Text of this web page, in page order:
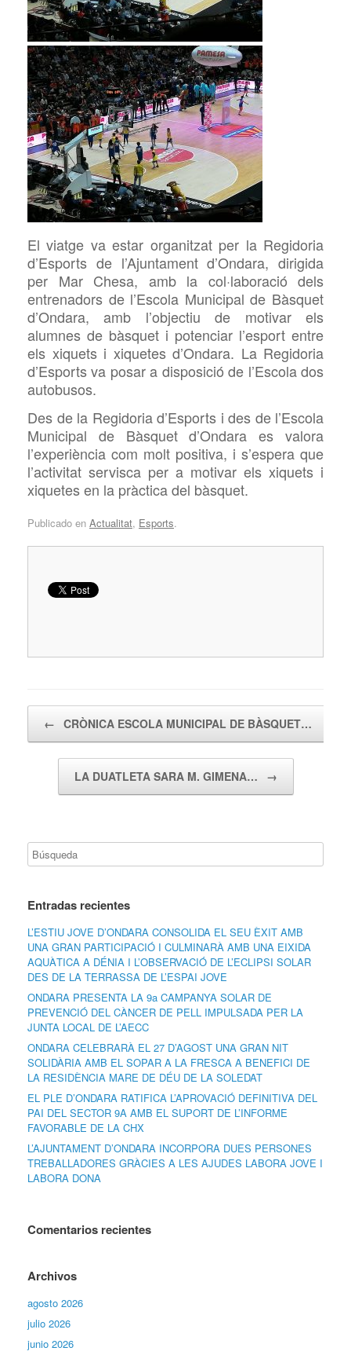
El viatge va estar organitzat per la Regidoria
d’Esports de l’Ajuntament d’Ondara, dirigida
per Mar Chesa, amb la col·laboració dels
entrenadors de l’Escola Municipal de Bàsquet
d’Ondara, amb l’objectiu de motivar els
alumnes de bàsquet i potenciar l’esport entre
els xiquets i xiquetes d’Ondara. La Regidoria
d’Esports va posar a disposició de l’Escola dos
autobusos.
Des de la Regidoria d’Esports i des de l’Escola
Municipal de Bàsquet d’Ondara es valora
l’experiència com molt positiva, i s’espera que
l’activitat servisca per a motivar els xiquets i
xiquetes en la pràctica del bàsquet.
Publicado en Actualitat, Esports.
← CRÒNICA ESCOLA MUNICIPAL DE BÀSQUET…
LA DUATLETA SARA M. GIMENA… →
Entradas recientes
L’ESTIU JOVE D’ONDARA CONSOLIDA EL SEU ÈXIT AMB
UNA GRAN PARTICIPACIÓ I CULMINARÀ AMB UNA EIXIDA
AQUÀTICA A DÉNIA I L’OBSERVACIÓ DE L’ECLIPSI SOLAR
DES DE LA TERRASSA DE L’ESPAI JOVE
ONDARA PRESENTA LA 9a CAMPANYA SOLAR DE
PREVENCIÓ DEL CÀNCER DE PELL IMPULSADA PER LA
JUNTA LOCAL DE L’AECC
ONDARA CELEBRARÀ EL 27 D’AGOST UNA GRAN NIT
SOLIDÀRIA AMB EL SOPAR A LA FRESCA A BENEFICI DE
LA RESIDÈNCIA MARE DE DÉU DE LA SOLEDAT
EL PLE D’ONDARA RATIFICA L’APROVACIÓ DEFINITIVA DEL
PAI DEL SECTOR 9A AMB EL SUPORT DE L’INFORME
FAVORABLE DE LA CHX
L’AJUNTAMENT D’ONDARA INCORPORA DUES PERSONES
TREBALLADORES GRÀCIES A LES AJUDES LABORA JOVE I
LABORA DONA
Comentarios recientes
Archivos
agosto 2026
julio 2026
junio 2026